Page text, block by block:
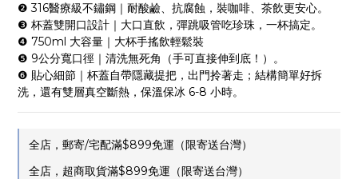
❷ 316醫療級不鏽鋼｜耐酸鹼、抗腐蝕，裝咖啡、茶飲更安心。
❸ 杯蓋雙開口設計｜大口直飲，彈跳吸管吃珍珠，一杯搞定。
❹ 750ml 大容量｜大杯手搖飲輕鬆裝
❺ 9公分寬口徑｜清洗無死角（手可直接伸到底！）。
❻ 貼心細節｜杯蓋自帶隱藏提把，出門拎著走；結構簡單好拆
洗，還有雙層真空斷熱，保溫保冰 6-8 小時。
全店，郵寄/宅配滿$899免運（限寄送台灣）
全店，超商取貨滿$899免運（限寄送台灣）